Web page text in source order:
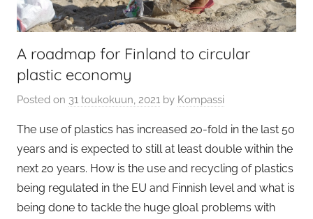
A roadmap for Finland to circular
plastic economy
Posted on 31 toukokuun, 2021 by Kompassi
The use of plastics has increased 20-fold in the last 50
years and is expected to still at least double within the
next 20 years. How is the use and recycling of plastics
being regulated in the EU and Finnish level and what is
being done to tackle the huge gloal problems with